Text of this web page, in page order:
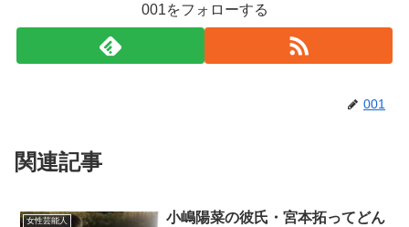
001をフォローする
001
関連記事
女性芸能人
小嶋陽菜の彼氏・宮本拓ってどん